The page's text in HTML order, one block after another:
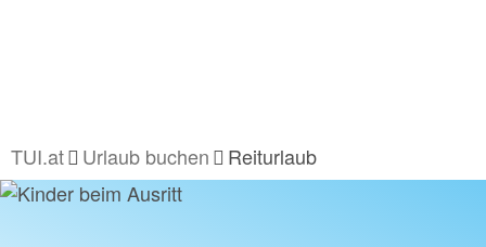
TUI.at Urlaub buchen Reiturlaub